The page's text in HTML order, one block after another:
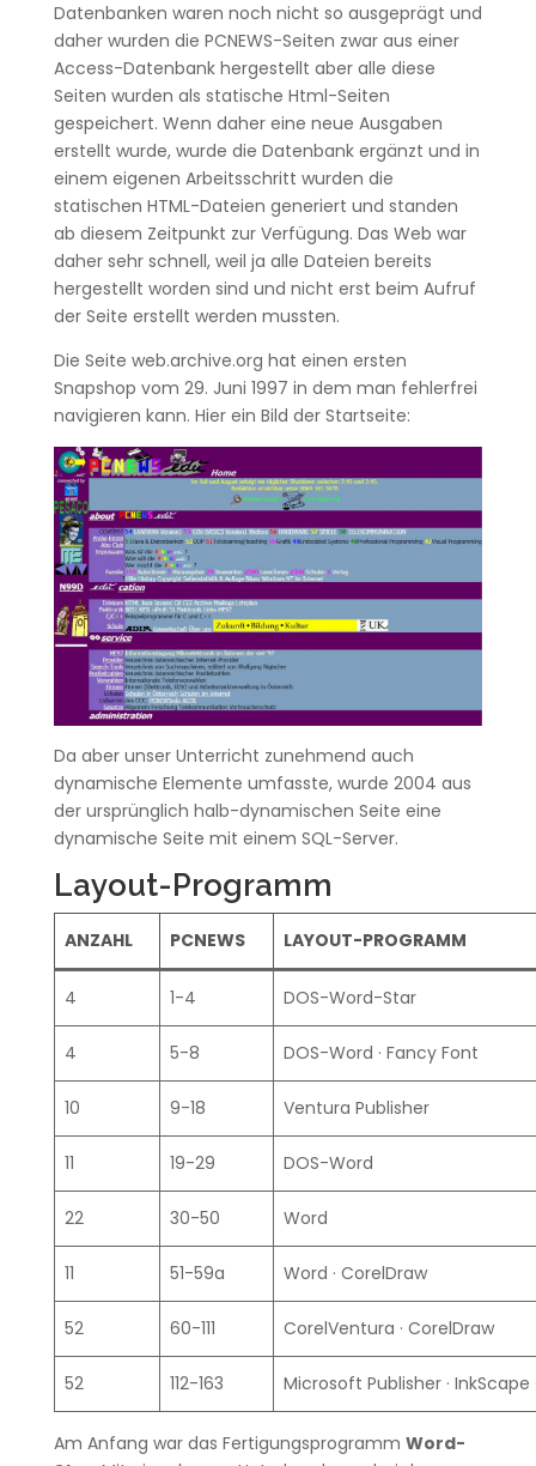
Datenbanken waren noch nicht so ausgeprägt und
daher wurden die PCNEWS-Seiten zwar aus einer
Access-Datenbank hergestellt aber alle diese
Seiten wurden als statische Html-Seiten
gespeichert. Wenn daher eine neue Ausgaben
erstellt wurde, wurde die Datenbank ergänzt und in
einem eigenen Arbeitsschritt wurden die
statischen HTML-Dateien generiert und standen
ab diesem Zeitpunkt zur Verfügung. Das Web war
daher sehr schnell, weil ja alle Dateien bereits
hergestellt worden sind und nicht erst beim Aufruf
der Seite erstellt werden mussten.
Die Seite web.archive.org hat einen ersten
Snapshop vom 29. Juni 1997 in dem man fehlerfrei
navigieren kann. Hier ein Bild der Startseite:
Da aber unser Unterricht zunehmend auch
dynamische Elemente umfasste, wurde 2004 aus
der ursprünglich halb-dynamischen Seite eine
dynamische Seite mit einem SQL-Server.
Layout-Programm
ANZAHL PCNEWS LAYOUT-PROGRAMM
4 1-4 DOS-Word-Star
4 5-8 DOS-Word · Fancy Font
10 9-18 Ventura Publisher
11 19-29 DOS-Word
22 30-50 Word
11 51-59a Word · CorelDraw
52 60-111 CorelVentura · CorelDraw
52 112-163 Microsoft Publisher · InkScape
Am Anfang war das Fertigungsprogramm Word-